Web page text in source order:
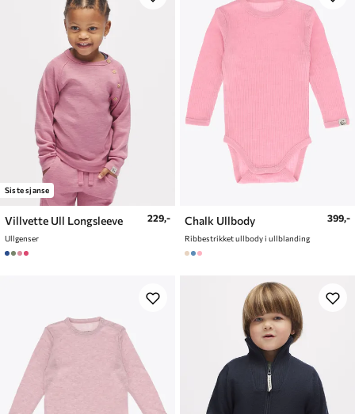
Siste sjanse
Villvette Ull Longsleeve
Ullgenser
229,- Chalk Ullbody
Ribbestrikket ullbody i ullblanding
399,-